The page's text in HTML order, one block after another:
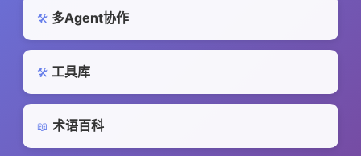
🛠️ 多Agent协作
🛠️ 工具库
📖 术语百科